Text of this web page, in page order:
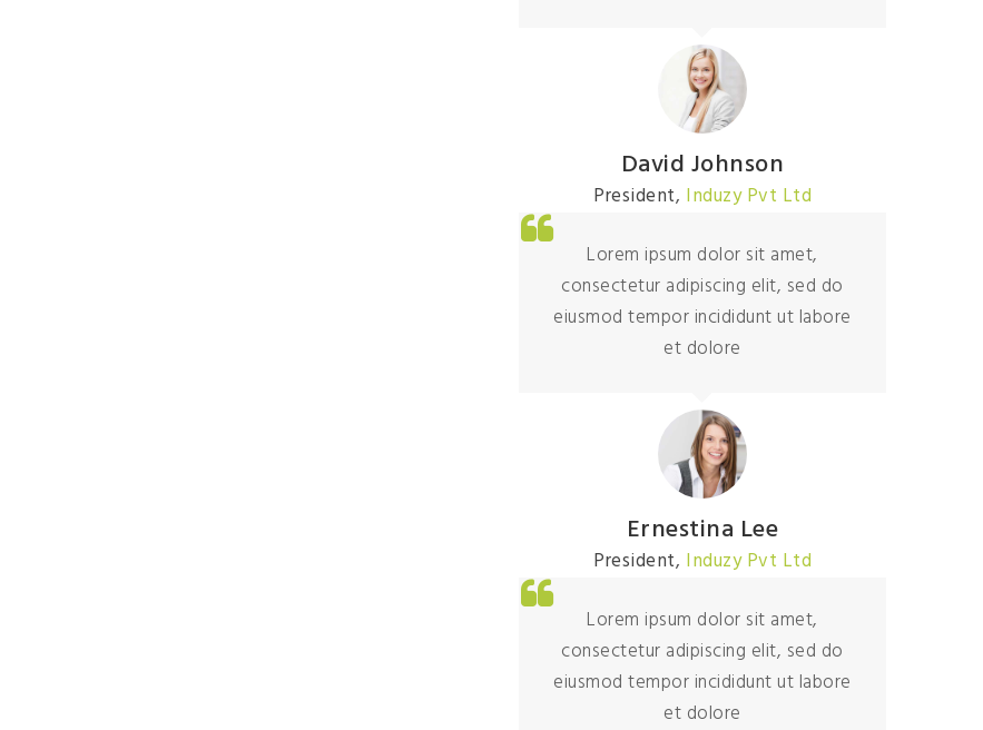
David Johnson
President, Induzy Pvt Ltd
Lorem ipsum dolor sit amet,
consectetur adipiscing elit, sed do
eiusmod tempor incididunt ut labore
et dolore
Ernestina Lee
President, Induzy Pvt Ltd
Lorem ipsum dolor sit amet,
consectetur adipiscing elit, sed do
eiusmod tempor incididunt ut labore
et dolore